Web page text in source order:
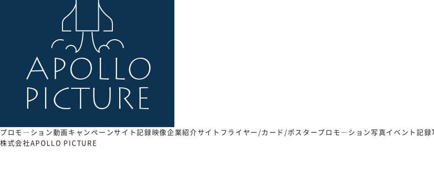
プロモ―ション動画 キャンペーンサイト記録映像 企業紹介サイト フライヤー/カード/ポスター プロモ―ション写真イベント記録
株式会社APOLLO PICTURE